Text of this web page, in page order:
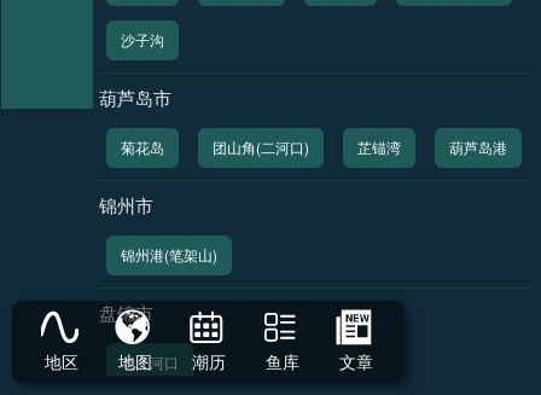
沙子沟
葫芦岛市
菊花岛 团山角(二河口) 芷锚湾 葫芦岛港
锦州市
锦州港(笔架山)
盘锦市
老北河口
地区 地图 潮历 鱼库 文章